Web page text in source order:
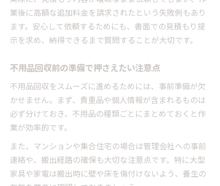
業後に高額な追加料金を請求されたという失敗例もあり
ます。安心して依頼するためにも、書面での見積もり提
示を求め、納得できるまで質問することが大切です。
不用品回収前の準備で押さえたい注意点
不用品回収をスムーズに進めるためには、事前準備が欠
かせません。まず、貴重品や個人情報が含まれるものは
必ず分けておき、不用品の種類ごとにまとめておくと作
業が効率的です。
また、マンションや集合住宅の場合は管理会社への事前
連絡や、搬出経路の確保も大切な注意点です。特に大型
家具や家電は搬出時に壁や床を傷付けないよう、養生の